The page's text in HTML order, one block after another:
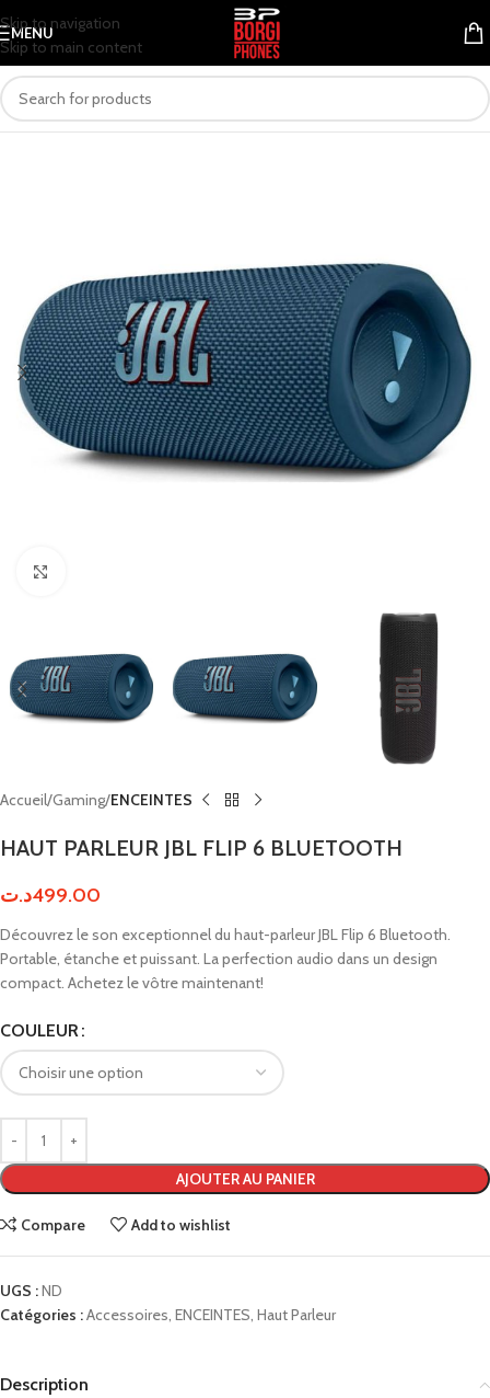
Skip to navigation
Skip to main content
MENU
Accueil Gaming ENCEINTES
HAUT PARLEUR JBL FLIP 6 BLUETOOTH
499.00د.ت
Découvrez le son exceptionnel du haut-parleur JBL Flip 6 Bluetooth.
Portable, étanche et puissant. La perfection audio dans un design
compact. Achetez le vôtre maintenant!
COULEUR
AJOUTER AU PANIER
Compare Add to wishlist
UGS :ND
Catégories :Accessoires, ENCEINTES, Haut Parleur
Description